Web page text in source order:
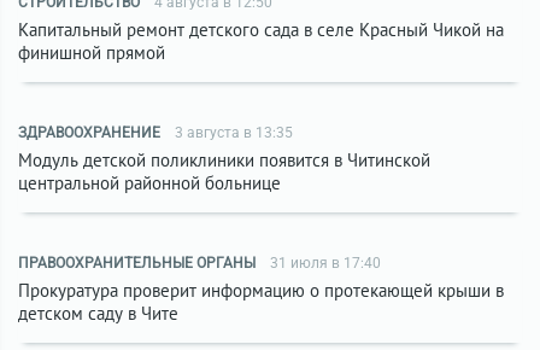
Капитальный ремонт детского сада в селе Красный Чикой на
финишной прямой
ЗДРАВООХРАНЕНИЕ 3 августа в 13:35
Модуль детской поликлиники появится в Читинской
центральной районной больнице
ПРАВООХРАНИТЕЛЬНЫЕ ОРГАНЫ 31 июля в 17:40
Прокуратура проверит информацию о протекающей крыши в
детском саду в Чите